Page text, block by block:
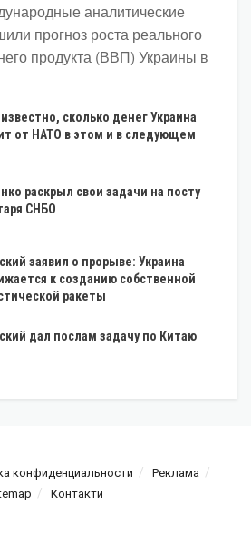
аналитические
прогноз роста реального
продукта (ВВП) Украины в
сколько денег Украина
от НАТО в этом и в следующем
раскрыл свои задачи на посту
СНБО
заявил о прорыве: Украина
к созданию собственной
ракеты
дал послам задачу по Китаю
конфиденциальности
Реклама
Контакти